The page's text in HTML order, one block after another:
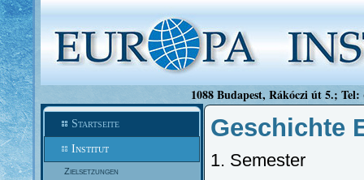
1088 Budapest, Rákóczi út 5.;
Startseite
Institut
Zielsetzungen
Geschichte
1. Semester